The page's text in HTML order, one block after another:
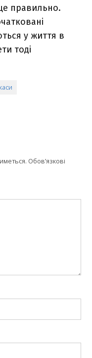
правильно.
у життя в
тоді
Обов’язкові